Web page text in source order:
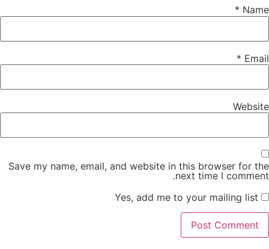
Save my name, email, and website in this
next time I